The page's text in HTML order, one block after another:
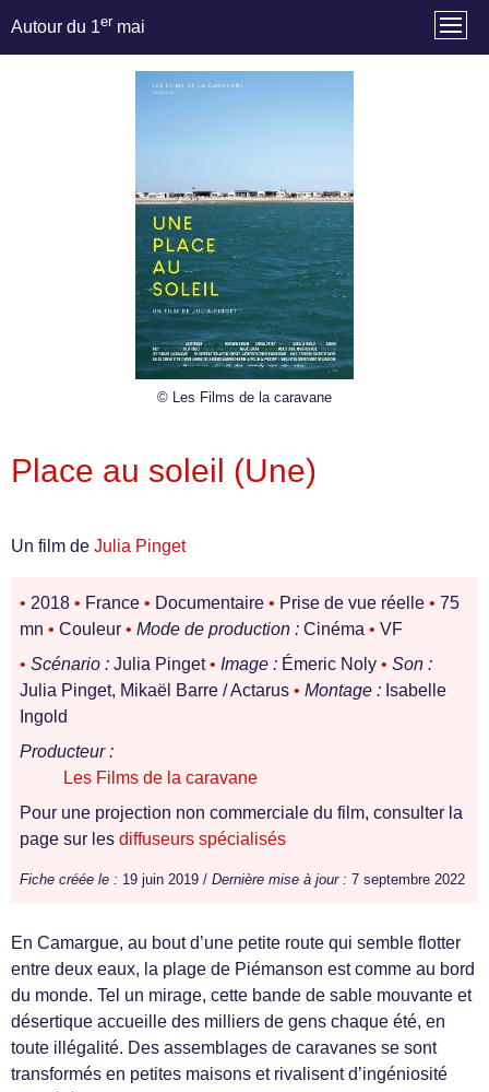
Autour du 1er mai
© Les Films de la caravane
Place au soleil (Une)
Un film de Julia Pinget
• 2018 • France • Documentaire • Prise de vue réelle • 75
mn • Couleur • Mode de production : Cinéma • VF
• Scénario : Julia Pinget• Image : Émeric Noly • Son :
Julia Pinget, Mikaël Barre / Actarus • Montage : Isabelle
Ingold
Producteur :
Les Films de la caravane
Pour une projection non commerciale du film, consulter la
page sur les diffuseurs spécialisés
Fiche créée le : 19 juin 2019 / Dernière mise à jour : 7 septembre 2022
En Camargue, au bout d’une petite route qui semble flotter
entre deux eaux, la plage de Piémanson est comme au bord
du monde. Tel un mirage, cette bande de sable mouvante et
désertique accueille des milliers de gens chaque été, en
toute illégalité. Des assemblages de caravanes se sont
transformés en petites maisons et rivalisent d’ingéniosité